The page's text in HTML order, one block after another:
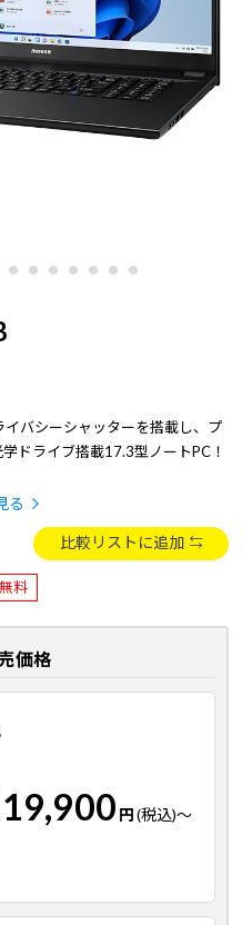
バシーシャッターを搭載し、プ
ドライブ搭載17.3型ノートPC！
る
比較リストに追加
料
価格
円(税込)～